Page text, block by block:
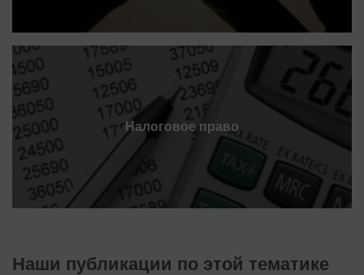
Налоговое право
Наши публикации по этой тематике